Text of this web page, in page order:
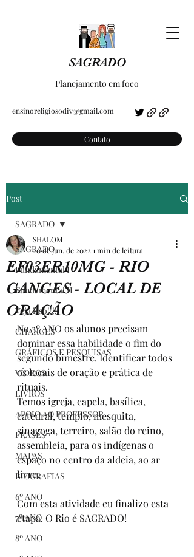
SAGRADO
Planejamento em foco
ensinoreligiosodiv@gmail.com
Contato
Post
SAGRADO
Fundamental I
Fundamental II
Veja isso!!!!!
CHARGES
GRÁFICOS E PESQUISAS
VÍDEOS
LIVROS
APOIO AO PROFESSOR
FRASES
MAPAS
BIOGRAFIAS
6º ANO
7º ANO
8º ANO
SAGRADO
EF03ER10MG - RIO
GANGES - LOCAL DE
ORAÇÃO
SHALOM
20 de jun. de 2022 1 min de leitura
No 3º ANO os alunos precisam
dominar essa habilidade o fim do
segundo bimestre. Identificar todos
os locais de oração e prática de
rituais.
Temos igreja, capela, basílica,
catedral, templo, mesquita,
sinagoga, terreiro, salão do reino,
assembleia, para os indígenas o
espaço no centro da aldeia, ao ar
livre.
Com esta atividade eu finalizo esta
etapa. O Rio é SAGRADO!